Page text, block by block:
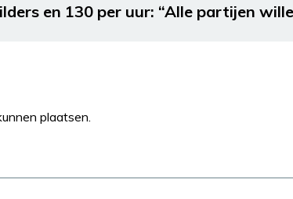
en 130 per uur: “Alle partijen
plaatsen.